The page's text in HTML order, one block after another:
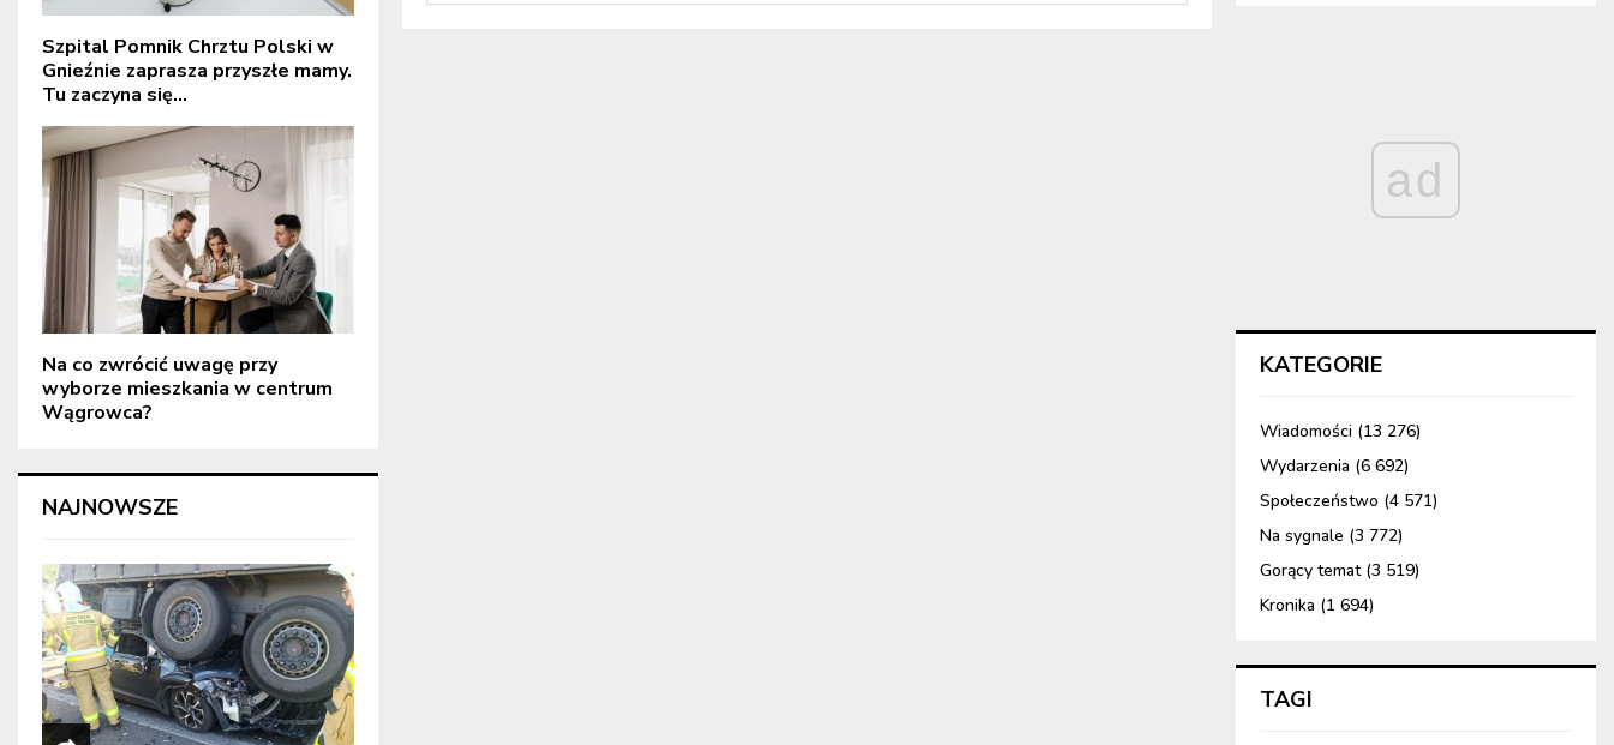
Szpital Pomnik Chrztu Polski w
Gnieźnie zaprasza przyszłe mamy.
Tu zaczyna się...
Na co zwrócić uwagę przy
wyborze mieszkania w centrum
Wągrowca?
NAJNOWSZE
ad
KATEGORIE
Wiadomości (13 276)
Wydarzenia (6 692)
Społeczeństwo (4 571)
Na sygnale (3 772)
Gorący temat(3 519)
Kronika (1 694)
TAGI